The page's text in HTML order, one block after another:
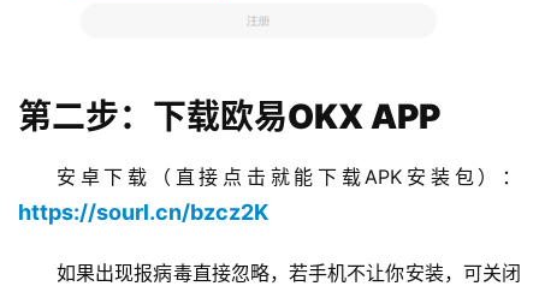
第二步：下载欧易OKX APP
安卓下载（直接点击就能下载APK安装包）：
https://sourl.cn/bzcz2K
如果出现报病毒直接忽略，若手机不让你安装，可关闭